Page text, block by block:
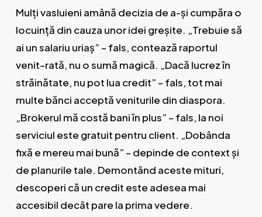
Mulți vasluieni amână decizia de a-și cumpăra o
locuință din cauza unor idei greșite. „Trebuie să
ai un salariu uriaș” – fals, contează raportul
venit–rată, nu o sumă magică. „Dacă lucrez în
străinătate, nu pot lua credit” – fals, tot mai
multe bănci acceptă veniturile din diaspora.
„Brokerul mă costă bani în plus” – fals, la noi
serviciul este gratuit pentru client. „Dobânda
fixă e mereu mai bună” – depinde de context și
de planurile tale. Demontând aceste mituri,
descoperi că un credit este adesea mai
accesibil decât pare la prima vedere.